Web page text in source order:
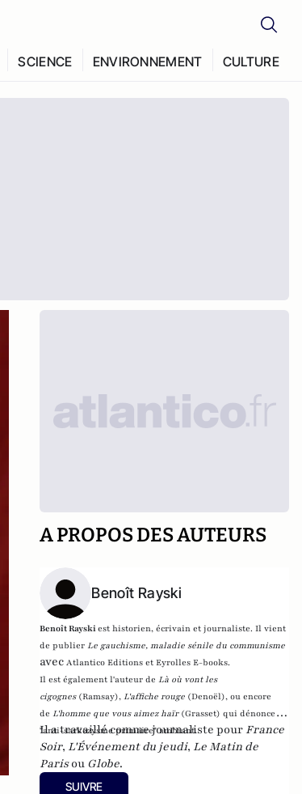
SCIENCE ENVIRONNEMENT CULTURE
A PROPOS DES AUTEURS
Benoît Rayski
Benoît Rayskiest historien, écrivain et journaliste. Il vient
de publierLe gauchisme, maladie sénile du communisme
avecAtlantico Editions et Eyrolles E-books.
Il est également l'auteur deLà où vont les
cigognes (Ramsay),L'affiche rouge (Denoël), ou encore
deL'homme que vous aimez haïr (Grasset) qui dénonce l'
"anti-sarkozysme primaire" ambiant.
Il a travaillé comme journaliste pour France
Soir, L'Événement du jeudi, Le Matin de
Parisou Globe.
SUIVRE